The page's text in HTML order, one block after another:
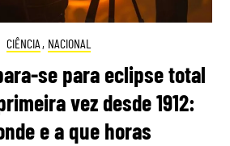
CIÊNCIA , NACIONAL
se para eclipse total
vez desde 1912:
e a que horas